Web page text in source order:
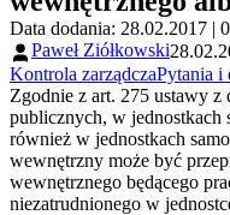
Data dodania: 28.02.2017 |
Paweł Ziółkowski
Kontrola zarządczaPytania i
Zgodnie z art. 275 ustawy z
publicznych, w
również w jednostkach
wewnętrzny może być
wewnętrznego będącego
niezatrudnionego w